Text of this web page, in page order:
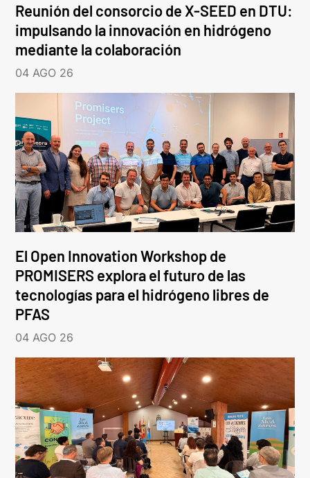
Reunión del consorcio de X-SEED en DTU:
impulsando la innovación en hidrógeno
mediante la colaboración
04 AGO 26
El Open Innovation Workshop de
PROMISERS explora el futuro de las
tecnologías para el hidrógeno libres de
PFAS
04 AGO 26